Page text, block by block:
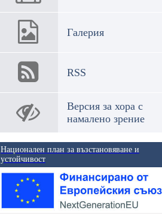
Галерия
RSS
Версия за хора с
намалено зрение
Национален план за възстановяване и
устойчивост